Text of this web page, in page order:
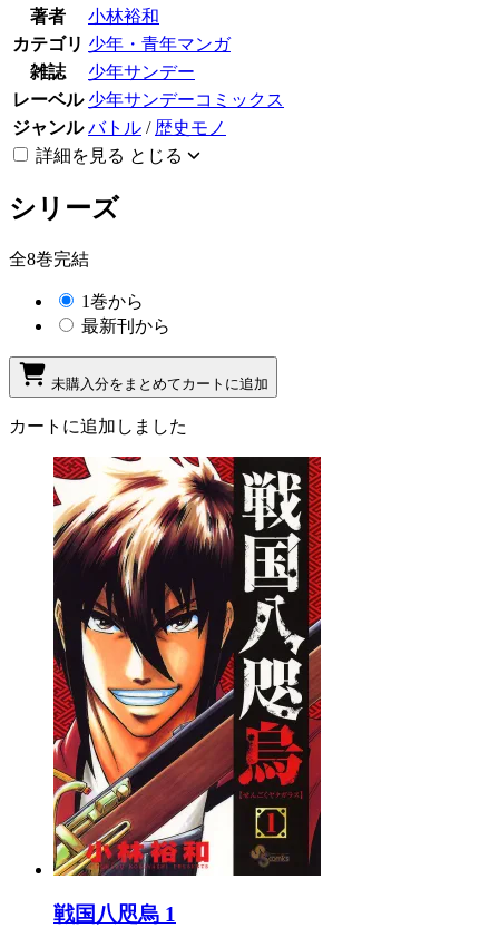
著者
小林裕和
カテゴリ 少年・青年マンガ
雑誌
少年サンデー
レーベル 少年サンデーコミックス
ジャンル バトル / 歴史モノ
詳細を見る とじる
シリーズ
全8巻完結
1巻から
最新刊から
未購入分をまとめてカートに追加
カートに追加しました
戦国八咫烏 1